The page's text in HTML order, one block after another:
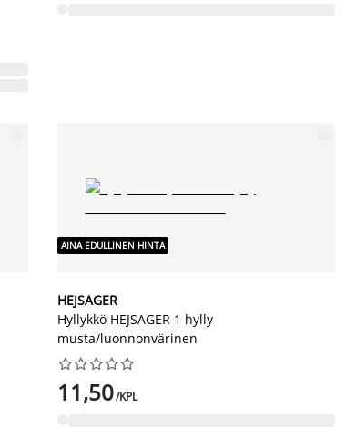
AINA EDULLINEN HINTA
HEJSAGER
Hyllykkö HEJSAGER 1 hylly
musta/luonnonvärinen






11,50/KPL